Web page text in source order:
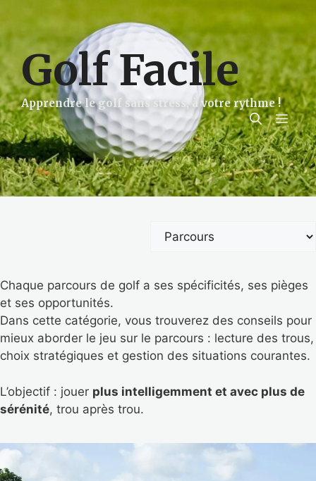
contenu
Golf Facile
Apprendre le golf sans stress, à votre rythme !
Catégories
Chaque parcours de golf a ses spécificités, ses pièges
et ses opportunités.
Dans cette catégorie, vous trouverez des conseils pour
mieux aborder le jeu sur le parcours : lecture des trous,
choix stratégiques et gestion des situations courantes.
L’objectif : jouer plus intelligemment et avec plus de
sérénité, trou après trou.